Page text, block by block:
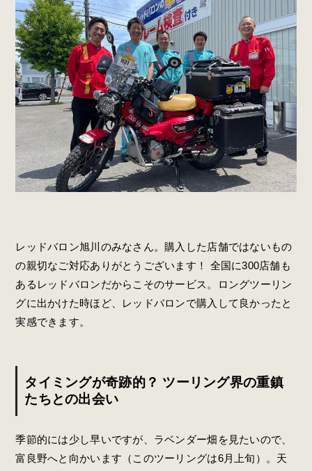
レッドバロン旭川のみなさん。購入した店舗ではないもの
の親切なご対応ありがとうございます！ 全国に300店舗も
あるレッドバロンだからこそのサービス。ロングツーリン
グに出かけた時ほど、レッドバロンで購入して良かったと
実感できます。
タイミングが奇跡的？ ツーリング界の重鎮
たちとの出会い
季節的には少し早いですが、ラベンダー畑を見たいので、
富良野へと向かいます（このツーリングは6月上旬）。天